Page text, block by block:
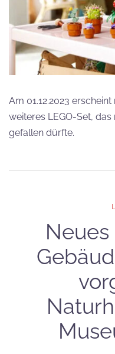
Am 01.12.2023
weiteres LEGO-Set,
gefallen dürfte.